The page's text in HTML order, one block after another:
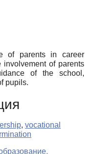
of parents in career
of parents
of the school,
pupils.
, vocational